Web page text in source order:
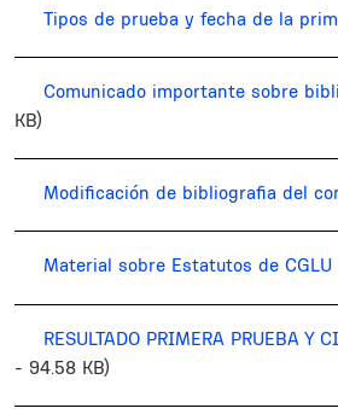
Tipos de prueba y fecha de la
Comunicado importante sobre
KB)
Modificación de bibliografia del
Material sobre Estatutos de CGLU
RESULTADO PRIMERA PRUEBA Y
- 94.58 KB)